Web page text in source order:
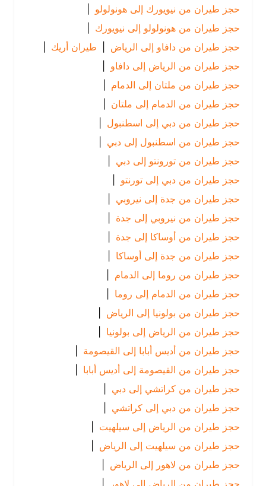
حجز طيران من نيويورك إلى هونولولو |
حجز طيران من هونولولو إلى نيويورك |
حجز طيران من دافاو إلى الرياض
| طيران أريك
|
حجز طيران من الرياض إلى دافاو
|
حجز طيران من ملتان إلى الدمام
|
حجز طيران من الدمام إلى ملتان |
حجز طيران من دبي إلى اسطنبول |
حجز طيران من اسطنبول إلى دبي |
حجز طيران من تورونتو إلى دبي |
حجز طيران من دبي إلى تورنتو |
حجز طيران من جدة إلى نيروبي |
حجز طيران من نيروبي إلى جدة
حجز طيران من أوساكا إلى جدة
حجز طيران من جدة إلى أوساكا |
حجز طيران من روما إلى الدمام
|
حجز طيران من الدمام إلى روما
|
حجز طيران من بولونيا إلى الرياض
|
حجز طيران من الرياض إلى بولونيا
|
حجز طيران من أديس أبابا إلى القيصومة |
حجز طيران من القيصومة إلى أديس أبابا |
حجز طيران من كراتشي إلى دبي |
حجز طيران من دبي إلى كراتشي |
حجز طيران من الرياض إلى سيلهيت |
حجز طيران من سيلهيت إلى الرياض
|
حجز طيران من لاهور إلى الرياض
|
حجز طيران من الرياض إلى لاهور |